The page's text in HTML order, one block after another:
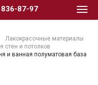
Лакокрасочные материалы
стен и потолков
и ванная полуматовая база
87-97